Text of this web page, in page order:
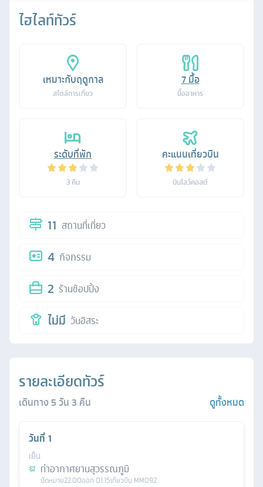
ไฮไลท์ทัวร์
เหมาะกับฤดูกาล
สไตล์การเที่ยว
7มื้อ
มื้ออาหาร
ระดับที่พัก
3คืน
คะแนนเที่ยวบิน
บินโลว์คอสต์
11 สถานที่เที่ยว
4 กิจกรรม
2 ร้านช้อปปิ้ง
ไม่มี วันอิสระ
รายละเอียดทัวร์
เดินทาง5วัน3 คืน ดูทั้งหมด
วันที่ 1
เย็น
ท่าอากาศยานสุวรรณภูมิ
นัดหมาย22.00ออก01.15เที่ยวบิน MM092